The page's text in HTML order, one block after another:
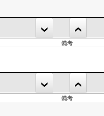
備考
備考